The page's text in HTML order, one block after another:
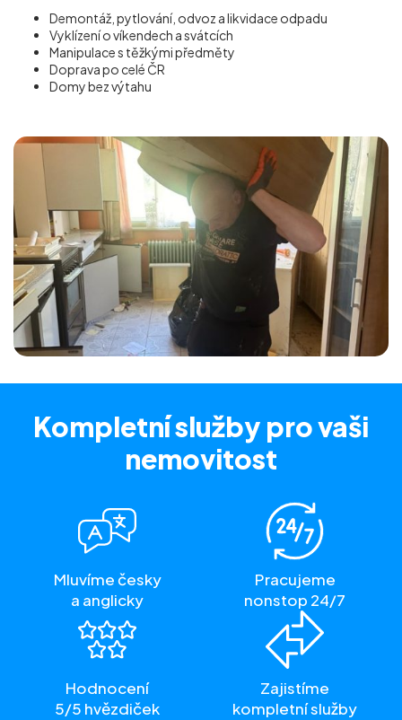
Demontáž, pytlování, odvoz a likvidace odpadu
Vyklízení o víkendech a svátcích
Manipulace s těžkými předměty
Doprava po celé ČR
Domy bez výtahu
Kompletní služby pro vaši
nemovitost
Mluvíme česky
a anglicky
Pracujeme
nonstop 24/7
Hodnocení
5/5 hvězdiček
Zajistíme
kompletní služby